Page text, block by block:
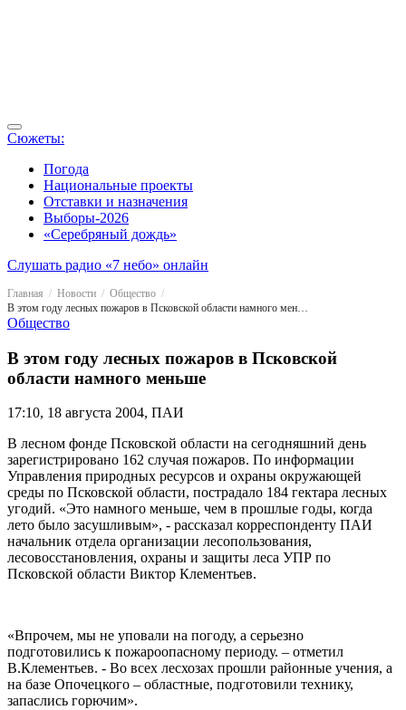
Сюжеты:
Погода
Национальные проекты
Отставки и назначения
Выборы-2026
«Серебряный дождь»
Слушать радио «7 небо» онлайн
Главная Новости
Общество
В этом году лесных пожаров в Псковской области намного меньше
Общество
В этом году лесных пожаров в Псковской
области намного меньше
17:10, 18 августа 2004, ПАИ
В лесном фонде Псковской области на сегодняшний день
зарегистрировано 162 случая пожаров. По информации
Управления природных ресурсов и охраны окружающей
среды по Псковской области, пострадало 184 гектара лесных
угодий. «Это намного меньше, чем в прошлые годы, когда
лето было засушливым», - рассказал корреспонденту ПАИ
начальник отдела организации лесопользования,
лесовосстановления, охраны и защиты леса УПР по
Псковской области Виктор Клементьев.
«Впрочем, мы не уповали на погоду, а серьезно
подготовились к пожароопасному периоду. – отметил
В.Клементьев. - Во всех лесхозах прошли районные учения, а
на базе Опочецкого – областные, подготовили технику,
запаслись горючим».